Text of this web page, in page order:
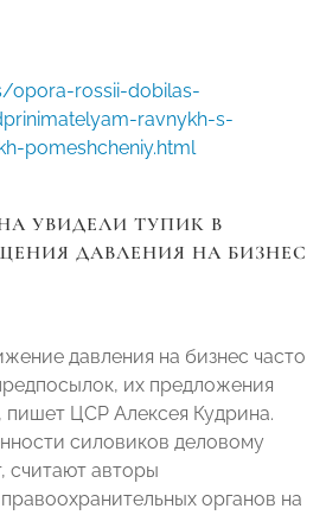
rossii-dobilas-
ravnykh-s-
pomeshcheniy.html
УВИДЕЛИ ТУПИК В
ДАВЛЕНИЯ НА БИЗНЕС
давления на бизнес часто
их предложения
пишет ЦСР Алексея Кудрина.
силовиков деловому
считают авторы
органов на